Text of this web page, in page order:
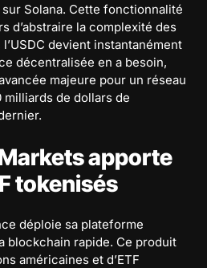
Solana. Cette fonctionnalité
d’abstraire la complexité des
devient instantanément
décentralisée en a besoin,
majeure pour un réseau
milliards de dollars de
apporte
tokenisés
déploie sa plateforme
blockchain rapide. Ce produit
américaines et d’ETF